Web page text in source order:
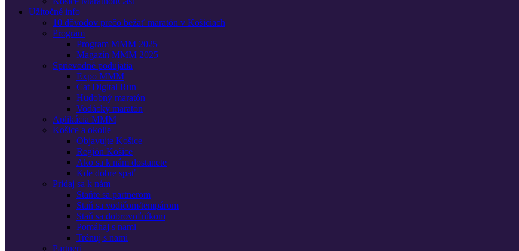
Užitočné info
10 dôvodov prečo bežať maratón v Košiciach
Program
Program MMM 2025
Magazín MMM 2025
Sprievodné podujatia
Expo MMM
Cat Digital Run
Hudobný maratón
Vodácky maratón
Aplikácia MMM
Košice a okolie
Objavujte Košice
Región Košice
Ako sa k nám dostanete
Kde dobre spať
Pridaj sa k nám
Staňte sa partnerom
Staň sa vodičom/tempárom
Staň sa dobrovoľníkom
Pomáhaj s nami
Trénuj s nami
Partneri